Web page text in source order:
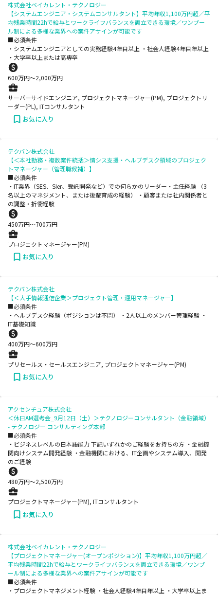
株式会社ベイカレント・テクノロジー
【システムエンジニア・システムコンサルタント】平均年収1,100万円超／平
均残業時間22hで給与とワークライフバランスを両立できる環境／ワンプー
ル制による多様な業界への案件アサインが可能です
■必須条件
・システムエンジニアとしての実務経験4年目以上 ・社会人経験4年目年以上
・大学卒以上または高専卒
600万円〜2,000万円
サーバーサイドエンジニア, プロジェクトマネージャー(PM), プロジェクトリ
ーダー(PL), ITコンサルタント
お気に入り
テクバン株式会社
【＜本社勤務・複数案件統括＞情シス支援・ヘルプデスク領域のプロジェク
トマネージャー（管理職候補）】
■必須条件
・IT業界（SES、SIer、受託開発など）での何らかのリーダー・主任経験 （3
名以上のマネジメント、または後輩育成の経験） ・顧客または社内関係者と
の調整・折衝経験
450万円〜700万円
プロジェクトマネージャー(PM)
お気に入り
テクバン株式会社
【＜大手情報通信企業＞プロジェクト管理・運用マネージャー】
■必須条件
・ヘルプデスク経験（ポジションは不問） ・2人以上のメンバー管理経験 ・
IT基礎知識
400万円〜600万円
プリセールス・セールスエンジニア, プロジェクトマネージャー(PM)
お気に入り
アクセンチュア株式会社
＜休日AM選考会_9月12日（土）＞テクノロジーコンサルタント（金融領域）
- テクノロジー コンサルティング本部
■必須条件
・ビジネスレベルの日本語能力 下記いずれかのご経験をお持ちの方 ・金融機
関向けシステム開発経験 ・金融機関における、IT企画やシステム導入、開発
のご経験
480万円〜2,500万円
プロジェクトマネージャー(PM), ITコンサルタント
お気に入り
株式会社ベイカレント・テクノロジー
【プロジェクトマネージャー(オープンポジション)】平均年収1,100万円超／
平均残業時間22hで給与とワークライフバランスを両立できる環境／ワンプ
ール制による多様な業界への案件アサインが可能です
■必須条件
・プロジェクトマネジメント経験 ・社会人経験4年目年以上 ・大学卒以上ま